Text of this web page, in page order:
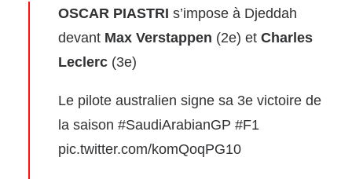
OSCAR PIASTRI s’impose à Djeddah
devant Max Verstappen (2e) et Charles
Leclerc (3e)
Le pilote australien signe sa 3e victoire de
la saison #SaudiArabianGP #F1
pic.twitter.com/komQoqPG10